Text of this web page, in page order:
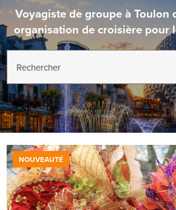
Voyagiste de groupe à Toulon
organisation de croisière pour
Rechercher
NOUVEAUTÉ